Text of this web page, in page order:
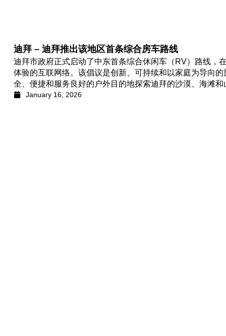
迪拜 – 迪拜推出该地区首条综合房车路线
迪拜市政府正式启动了中东首条综合休闲车（RV）路线，
体验的互联网络。该倡议是创新、可持续和以家庭为导向
全、便捷和服务良好的户外目的地探索迪拜的沙漠、海滩和
January 16, 2026